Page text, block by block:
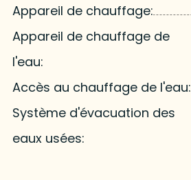
Appareil de chauffage:
Appareil de chauffage de
l'eau:
Accès au chauffage de l'eau:
Système d'évacuation des
eaux usées: